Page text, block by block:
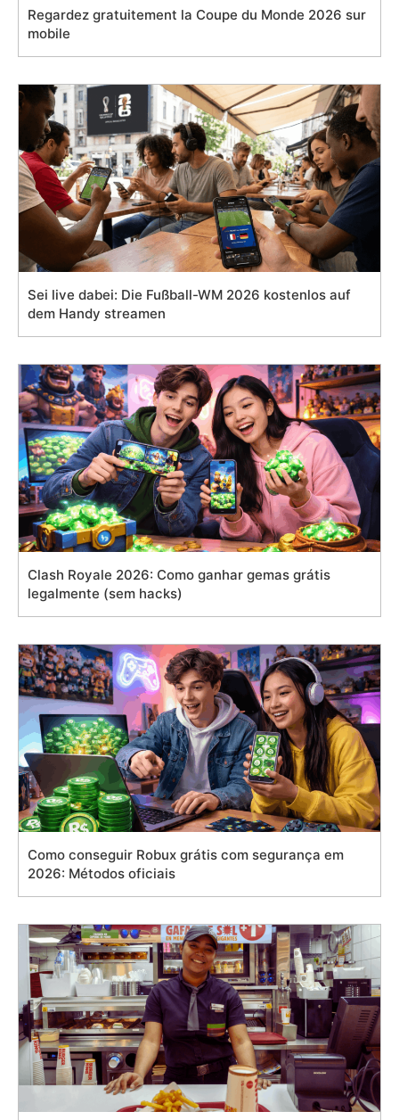
Regardez gratuitement la Coupe du Monde 2026 sur
mobile
Sei live dabei: Die Fußball-WM 2026 kostenlos auf
dem Handy streamen
Clash Royale 2026: Como ganhar gemas grátis
legalmente (sem hacks)
Como conseguir Robux grátis com segurança em
2026: Métodos oficiais